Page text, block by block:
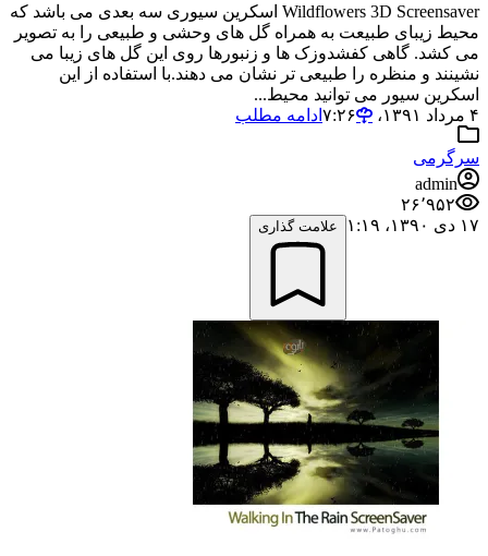
Wildflowers 3D Screensaver اسکرین سیوری سه بعدی می باشد که
محیط زیبای طبیعت به همراه گل های وحشی و طبیعی را به تصویر
می کشد. گاهی کفشدوزک ها و زنبورها روی این گل های زیبا می
نشینند و منظره را طبیعی تر نشان می دهند.با استفاده از این
اسکرین سیور می توانید محیط...
۴ مرداد ۱۳۹۱،‏ ۷:۲۶
ادامه مطلب
سرگرمی
admin
۲۶٬۹۵۲
۱۷ دی ۱۳۹۰،‏ ۱:۱۹
علامت گذاری